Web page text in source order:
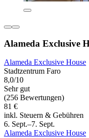
Alameda Exclusive
Alameda Exclusive House
Stadtzentrum Faro
8,0/10
Sehr gut
(256 Bewertungen)
81 €
inkl. Steuern & Gebühren
6. Sept.–7. Sept.
Alameda Exclusive House